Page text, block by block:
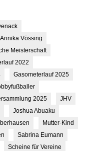
Annika Vössing
Meisterschaft
2022
Gasometerlauf 2025
2025
JHV
Joshua Abuaku
Mutter-Kind
Sabrina Eumann
Scheine für Vereine